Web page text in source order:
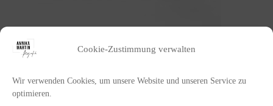
Cookie-Zustimmung verwalten
Wir verwenden Cookies, um unsere Website und unseren Service zu
optimieren.